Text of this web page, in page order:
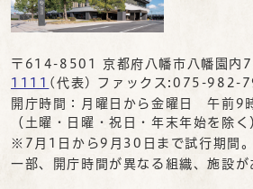
〒614-8501 京都府八幡市八幡園内
1111 (代表) ファックス:075-982-
開庁時間：月曜日から金曜日 午前9
（土曜・日曜・祝日・年末年始を除く
※7月1日から9月30日まで試行期間。
一部、開庁時間が異なる組織、施設が